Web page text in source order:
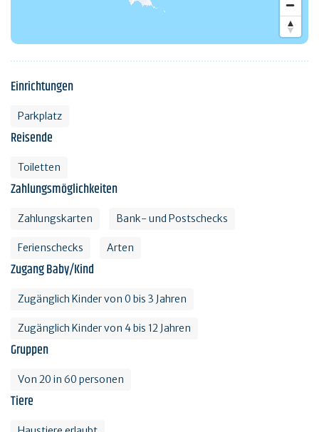
Einrichtungen
Parkplatz
Reisende
Toiletten
Zahlungsmöglichkeiten
Zahlungskarten Bank- und Postschecks
Ferienschecks Arten
Zugang Baby/Kind
Zugänglich Kinder von 0 bis 3 Jahren
Zugänglich Kinder von 4 bis 12 Jahren
Gruppen
Von 20 in 60 personen
Tiere